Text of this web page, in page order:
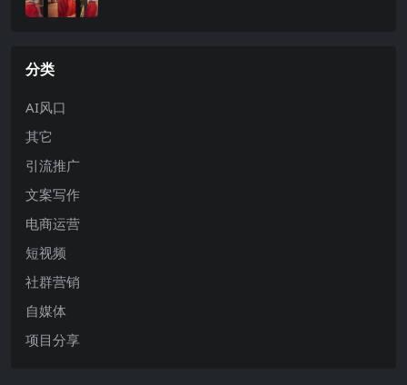
分类
AI风口
其它
引流推广
文案写作
电商运营
短视频
社群营销
自媒体
项目分享